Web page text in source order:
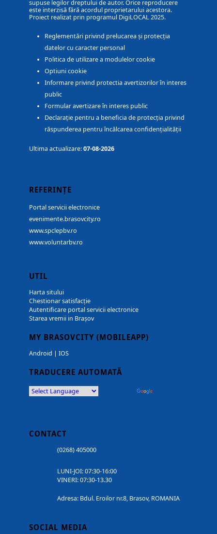
supuse legilor dreptului de autor. Orice reproducere
este interzisă fără acordul proprietarului acestora.
Proiect realizat prin programul DigiLOCAL 2025.
Reglementări privind prelucarea și protecția
datelor cu caracter personal
Politica de utilizare a modulelor cookie
Optiuni cookie
Informare privind protectia avertizorilor în interes
public
Formular avertizare în interes public
Declarație pentru a beneficia de protecția privind
răspunderea pentru încălcarea confidențialității
Ultima actualizare:07-08-2026
REFERINȚE
Portal servicii electronice
evenimente.brasovcity.ro
www.spclepbv.ro
www.voluntarbv.ro
UTIL
Harta sitului
Chestionar satisfacție
Autentificare portal servicii electronice
Starea vremii in Brașov
MY BRASOVCITY (MOBILEAPP)
Android | IOS
TRADUCERE AUTOMATĂ
CONTACT
(0268) 405000
LUNI-JOI: 07:30-16:00
VINERI: 07:30-13.30
Adresa: Bdul. Eroilor nr.8, Brasov, ROMANIA
SOCIAL MEDIA